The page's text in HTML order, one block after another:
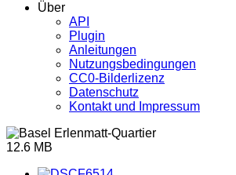
Über
API
Plugin
Anleitungen
Nutzungsbedingungen
CC0-Bilderlizenz
Datenschutz
Kontakt und Impressum
12.6 MB